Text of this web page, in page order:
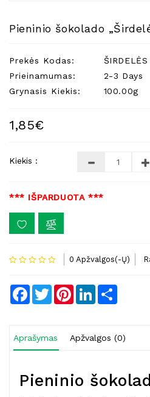
Higienos
Priemonės
Kūdikiams
Reikalai
Pieninio šokolado
Prekės Kodas:
ŠIRDELĖS
Prieinamumas:
2-3 Days
Grynasis Kiekis:
100.00g
1,85€
Kiekis :
*** IŠPARDUOTA ***
0 Apžvalgos(-Ų)
Facebook
TwitterPinterestLinkedIn
Aprašymas Apžvalgos (0)
Pieninio